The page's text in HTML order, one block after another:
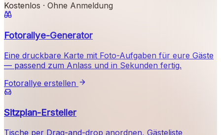
Kostenlos · Ohne Anmeldung
Fotorallye-Generator
Eine druckbare Karte mit Foto-Aufgaben für eure Gäste
— passend zum Anlass und in Sekunden fertig.
Fotorallye erstellen
Sitzplan-Ersteller
Tische per Drag-and-drop anordnen, Gästeliste